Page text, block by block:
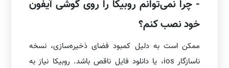
- چرا نمی‌توانم روبیکا را روی گوشی آیفون
خود نصب کنم؟
ممکن است به دلیل کمبود فضای ذخیره‌سازی، نسخه
ناسازگار ios، یا دانلود فایل ناقص باشد. روبیکا نیاز به